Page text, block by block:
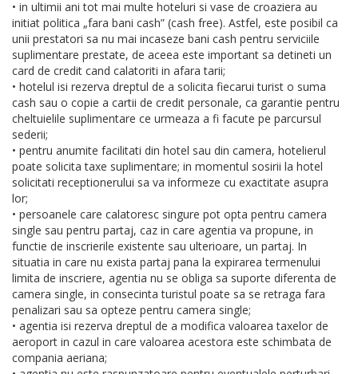
• in ultimii ani tot mai multe hoteluri si vase de croaziera au
initiat politica „fara bani cash” (cash free). Astfel, este posibil ca
unii prestatori sa nu mai incaseze bani cash pentru serviciile
suplimentare prestate, de aceea este important sa detineti un
card de credit cand calatoriti in afara tarii;
• hotelul isi rezerva dreptul de a solicita fiecarui turist o suma
cash sau o copie a cartii de credit personale, ca garantie pentru
cheltuielile suplimentare ce urmeaza a fi facute pe parcursul
sederii;
• pentru anumite facilitati din hotel sau din camera, hotelierul
poate solicita taxe suplimentare; in momentul sosirii la hotel
solicitati receptionerului sa va informeze cu exactitate asupra
lor;
• persoanele care calatoresc singure pot opta pentru camera
single sau pentru partaj, caz in care agentia va propune, in
functie de inscrierile existente sau ulterioare, un partaj. In
situatia in care nu exista partaj pana la expirarea termenului
limita de inscriere, agentia nu se obliga sa suporte diferenta de
camera single, in consecinta turistul poate sa se retraga fara
penalizari sau sa opteze pentru camera single;
• agentia isi rezerva dreptul de a modifica valoarea taxelor de
aeroport in cazul in care valoarea acestora este schimbata de
compania aeriana;